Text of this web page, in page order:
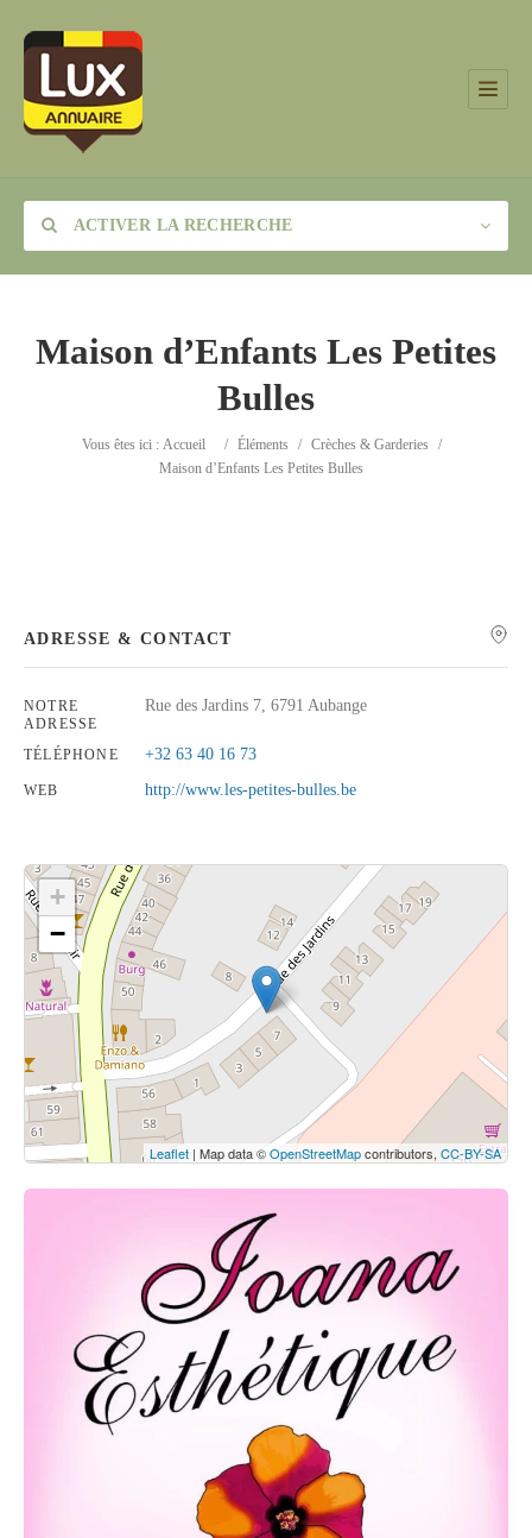
ACTIVER LA RECHERCHE
Rechercher
Maison d’Enfants Les Petites
Bulles
Vous êtes ici : Accueil / Éléments / Crèches & Garderies
/
Maison d’Enfants Les Petites Bulles
ADRESSE & CONTACT
NOTRE
ADRESSE
Rue des Jardins 7, 6791 Aubange
TÉLÉPHONE +32 63 40 16 73
WEB http://www.les-petites-bulles.be
Cliquez sur le bouton pour afficher la carte.
Voir la carte
+
−
Leaflet | Map data ©OpenStreetMapcontributors, CC-BY-SA